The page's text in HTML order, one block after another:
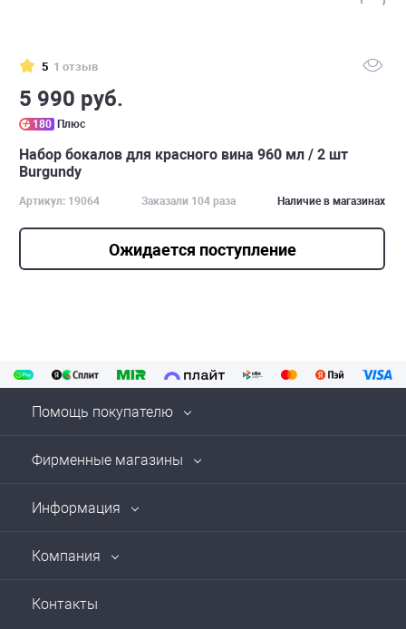
5 1 отзыв
5 990 руб.
180 Плюс
Набор бокалов для красного вина 960 мл / 2 шт
Burgundy
Артикул: 19064 Заказали 104 раза Наличие в магазинах
Ожидается поступление
Помощь покупателю
Фирменные магазины
Информация
Компания
Контакты